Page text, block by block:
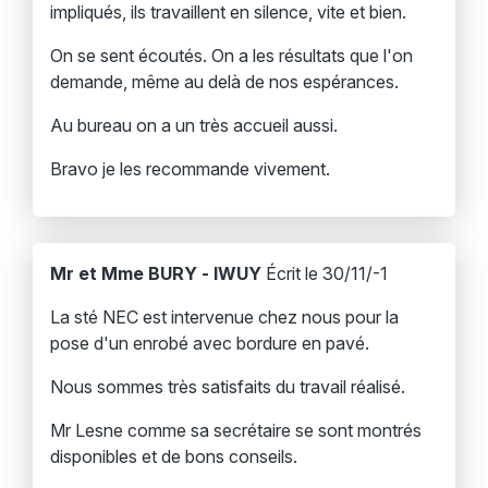
impliqués, ils travaillent en silence, vite et bien.
On se sent écoutés. On a les résultats que l'on
demande, même au delà de nos espérances.
Au bureau on a un très accueil aussi.
Bravo je les recommande vivement.
Mr et Mme BURY - IWUY Écrit le 30/11/-1
La sté NEC est intervenue chez nous pour la
pose d'un enrobé avec bordure en pavé.
Nous sommes très satisfaits du travail réalisé.
Mr Lesne comme sa secrétaire se sont montrés
disponibles et de bons conseils.